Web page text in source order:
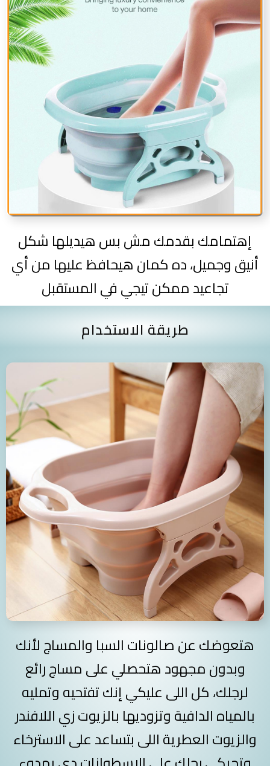
إهتمامك بقدمك مش بس هيديلها شكل
أنيق وجميل، ده كمان هيحافظ عليها من أي
تجاعيد ممكن تيجي في المستقبل
طريقة الاستخدام
هتعوضك عن صالونات السبا والمساج لأنك
وبدون مجهود هتحصلي على مساج رائع
لرجلك، كل اللى عليكي إنك تفتحيه وتمليه
بالمياه الدافية وتزوديها بالزيوت زي اللافندر
والزيوت العطرية اللى بتساعد على الاسترخاء